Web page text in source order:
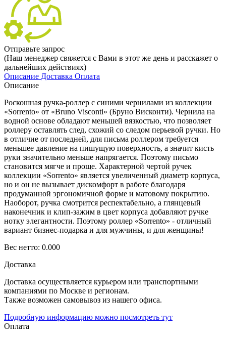
Отправьте запрос
(Наш менеджер свяжется с Вами в этот же день и расскажет о
дальнейших действиях)
Описание Доставка Оплата
Описание
Роскошная ручка-роллер с синими чернилами из коллекции
«Sorrento» от «Bruno Visconti» (Бруно Висконти). Чернила на
водной основе обладают меньшей вязкостью, что позволяет
роллеру оставлять след, схожий со следом перьевой ручки. Но
в отличие от последней, для письма роллером требуется
меньшее давление на пишущую поверхность, а значит кисть
руки значительно меньше напрягается. Поэтому письмо
становится мягче и проще. Характерной чертой ручек
коллекции «Sorrento» является увеличенный диаметр корпуса,
но и он не вызывает дискомфорт в работе благодаря
продуманной эргономичной форме и матовому покрытию.
Наоборот, ручка смотрится респектабельно, а глянцевый
наконечник и клип-зажим в цвет корпуса добавляют ручке
нотку элегантности. Поэтому роллер «Sorrento» - отличный
вариант бизнес-подарка и для мужчины, и для женщины!
Вес нетто: 0.000
Доставка
Доставка осуществляется курьером или транспортными
компаниями по Москве и регионам.
Также возможен самовывоз из нашего офиса.
Подробную информацию можно посмотреть тут
Оплата